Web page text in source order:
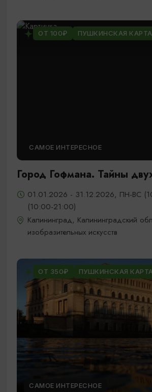
ОТ 100₽ ПУШКИНСКАЯ КАРТА
САМОЕ ИНТЕРЕСНОЕ
Город Гофмана. Тайны
01.01.2026 - 31.12.2026, ПН-ВС
(10:00-21:00)
Калининград, Калининградский
изобразительных искусств
ОТ 350₽ ПУШКИНСКАЯ КАРТА
САМОЕ ИНТЕРЕСНОЕ